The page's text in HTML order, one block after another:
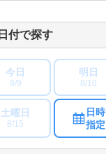
日付で探す
今日
8/9
明日
8/10
土曜日
8/15
日時
指定